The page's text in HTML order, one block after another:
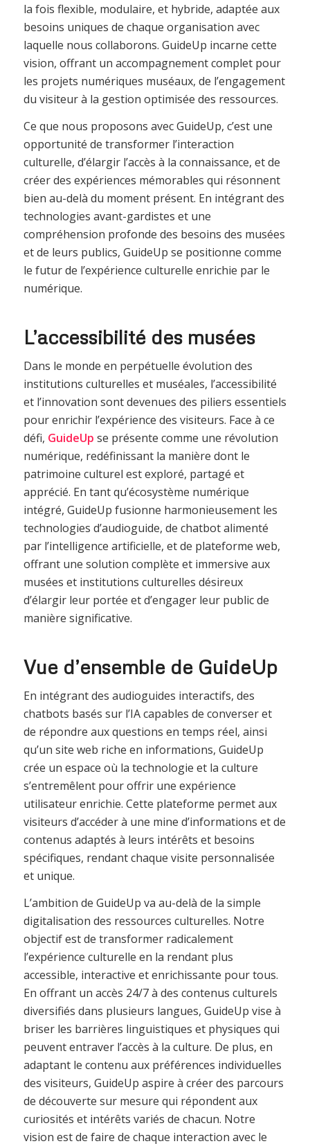
la fois flexible, modulaire, et hybride, adaptée aux
besoins uniques de chaque organisation avec
laquelle nous collaborons. GuideUp incarne cette
vision, offrant un accompagnement complet pour
les projets numériques muséaux, de l’engagement
du visiteur à la gestion optimisée des ressources.
Ce que nous proposons avec GuideUp, c’est une
opportunité de transformer l’interaction
culturelle, d’élargir l’accès à la connaissance, et de
créer des expériences mémorables qui résonnent
bien au-delà du moment présent. En intégrant des
technologies avant-gardistes et une
compréhension profonde des besoins des musées
et de leurs publics, GuideUp se positionne comme
le futur de l’expérience culturelle enrichie par le
numérique.
L’accessibilité des musées
Dans le monde en perpétuelle évolution des
institutions culturelles et muséales, l’accessibilité
et l’innovation sont devenues des piliers essentiels
pour enrichir l’expérience des visiteurs. Face à ce
défi, GuideUp se présente comme une révolution
numérique, redéfinissant la manière dont le
patrimoine culturel est exploré, partagé et
apprécié. En tant qu’écosystème numérique
intégré, GuideUp fusionne harmonieusement les
technologies d’audioguide, de chatbot alimenté
par l’intelligence artificielle, et de plateforme web,
offrant une solution complète et immersive aux
musées et institutions culturelles désireux
d’élargir leur portée et d’engager leur public de
manière significative.
Vue d’ensemble de GuideUp
En intégrant des audioguides interactifs, des
chatbots basés sur l’IA capables de converser et
de répondre aux questions en temps réel, ainsi
qu’un site web riche en informations, GuideUp
crée un espace où la technologie et la culture
s’entremêlent pour offrir une expérience
utilisateur enrichie. Cette plateforme permet aux
visiteurs d’accéder à une mine d’informations et de
contenus adaptés à leurs intérêts et besoins
spécifiques, rendant chaque visite personnalisée
et unique.
L’ambition de GuideUp va au-delà de la simple
digitalisation des ressources culturelles. Notre
objectif est de transformer radicalement
l’expérience culturelle en la rendant plus
accessible, interactive et enrichissante pour tous.
En offrant un accès 24/7 à des contenus culturels
diversifiés dans plusieurs langues, GuideUp vise à
briser les barrières linguistiques et physiques qui
peuvent entraver l’accès à la culture. De plus, en
adaptant le contenu aux préférences individuelles
des visiteurs, GuideUp aspire à créer des parcours
de découverte sur mesure qui répondent aux
curiosités et intérêts variés de chacun. Notre
vision est de faire de chaque interaction avec le